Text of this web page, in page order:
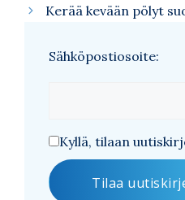
Kerää kevään pölyt
Sähköpostiosoite:
Kyllä, tilaan